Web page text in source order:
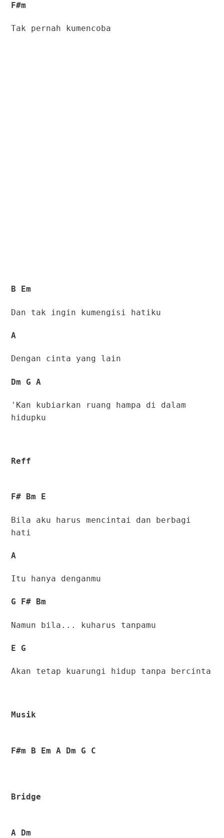
F#m
Tak pernah kumencoba
B Em
Dan tak ingin kumengisi hatiku
A
Dengan cinta yang lain
Dm G A
'Kan kubiarkan ruang hampa di dalam
hidupku
Reff
F# Bm E
Bila aku harus mencintai dan berbagi
hati
A
Itu hanya denganmu
G F# Bm
Namun bila... kuharus tanpamu
E G
Akan tetap kuarungi hidup tanpa bercinta
Musik
F#m B Em A Dm G C
Bridge
A Dm